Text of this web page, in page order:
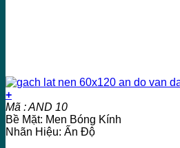
+
Mã : AND 10
Bề Mặt: Men Bóng Kính
Nhãn Hiệu: Ấn Độ